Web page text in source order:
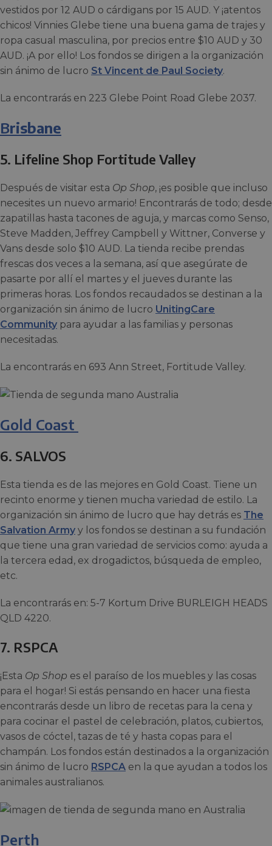
vestidos por 12 AUD o cárdigans por 15 AUD. Y ¡atentos
chicos! Vinnies Glebe tiene una buena gama de trajes y
ropa casual masculina, por precios entre $10 AUD y 30
AUD. ¡A por ello! Los fondos se dirigen a la organización
sin ánimo de lucro St Vincent de Paul Society.
La encontrarás en 223 Glebe Point Road Glebe 2037.
Brisbane
5. Lifeline Shop Fortitude Valley
Después de visitar esta Op Shop, ¡es posible que incluso
necesites un nuevo armario! Encontrarás de todo; desde
zapatillas hasta tacones de aguja, y marcas como Senso,
Steve Madden, Jeffrey Campbell y Wittner, Converse y
Vans desde solo $10 AUD. La tienda recibe prendas
frescas dos veces a la semana, así que asegúrate de
pasarte por allí el martes y el jueves durante las
primeras horas. Los fondos recaudados se destinan a la
organización sin ánimo de lucro UnitingCare
Community para ayudar a las familias y personas
necesitadas.
La encontrarás en 693 Ann Street, Fortitude Valley.
Gold Coast
6. SALVOS
Esta tienda es de las mejores en Gold Coast. Tiene un
recinto enorme y tienen mucha variedad de estilo. La
organización sin ánimo de lucro que hay detrás es The
Salvation Army y los fondos se destinan a su fundación
que tiene una gran variedad de servicios como: ayuda a
la tercera edad, ex drogadictos, búsqueda de empleo,
etc.
La encontrarás en: 5-7 Kortum Drive BURLEIGH HEADS
QLD 4220.
7. RSPCA
¡Esta Op Shop es el paraíso de los muebles y las cosas
para el hogar! Si estás pensando en hacer una fiesta
encontrarás desde un libro de recetas para la cena y
para cocinar el pastel de celebración, platos, cubiertos,
vasos de cóctel, tazas de té y hasta copas para el
champán. Los fondos están destinados a la organización
sin ánimo de lucro RSPCA en la que ayudan a todos los
animales australianos.
Perth